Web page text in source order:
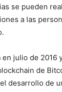
se pueden
a las
en julio de 2016
de
desarrollo de